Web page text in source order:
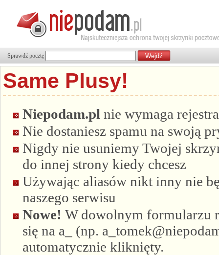
Sprawdź pocztę
Same Plusy!
Niepodam.pl nie wymaga
Nie dostaniesz spamu na swoją
Nigdy nie usuniemy Twojej
do innej strony kiedy chcesz
Używając aliasów nikt inny nie
naszego serwisu
Nowe! W dowolnym formularzu
się na a_ (np.
automatycznie kliknięty.